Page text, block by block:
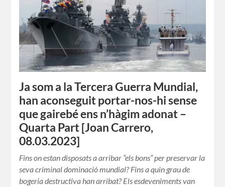
Ja som a la Tercera Guerra Mundial,
han aconseguit portar-nos-hi sense
que gairebé ens n’hàgim adonat –
Quarta Part [Joan Carrero,
08.03.2023]
Fins on estan disposats a arribar “els bons” per preservar la
seva criminal dominació mundial? Fins a quin grau de
bogeria destructiva han arribat? Els esdeveniments van